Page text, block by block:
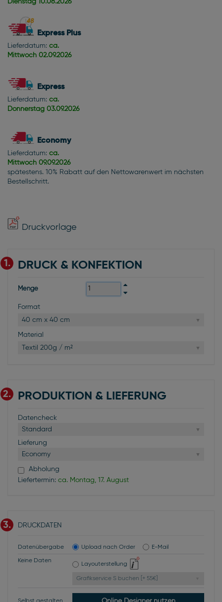
Express Plus
Lieferdatum: ca.
Mittwoch 02.09.2026
Express
Lieferdatum: ca.
Donnerstag 03.09.2026
Economy
Lieferdatum: ca.
Mittwoch 09.09.2026
spätestens. 10% Rabatt auf den Nettowarenwert im nächsten
Bestellschritt.
Druckvorlage
1. DRUCK & KONFEKTION
Menge
Format
40 cm x 40 cm
Material
Textil 200g / m²
2. PRODUKTION & LIEFERUNG
Datencheck
Standard
Lieferung
Economy
Abholung
Liefertermin: ca. Montag, 17. August
3. DRUCKDATEN
Datenübergabe Upload nach Order E-Mail
Keine Daten
Layouterstellung
Grafikservice S buchen [+ 55€]